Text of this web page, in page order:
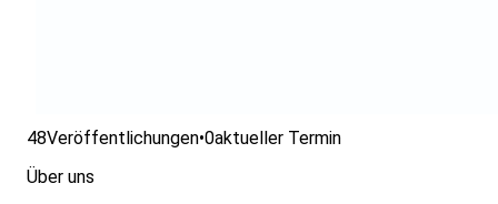
48Veröffentlichungen•0aktueller Termin
Über uns